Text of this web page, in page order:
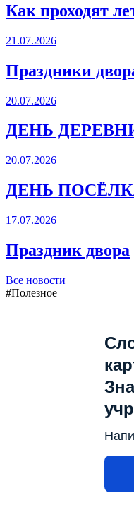
Как проходят
21.07.2026
Праздники
20.07.2026
ДЕНЬ
20.07.2026
ДЕНЬ
17.07.2026
Праздник двора
Все новости
#Полезное